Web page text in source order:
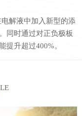
解液中加入新型的添
同时通过对正负极板
提升超过400%。